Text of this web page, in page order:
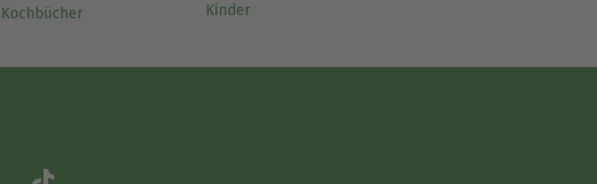
Kochbücher
Kinder